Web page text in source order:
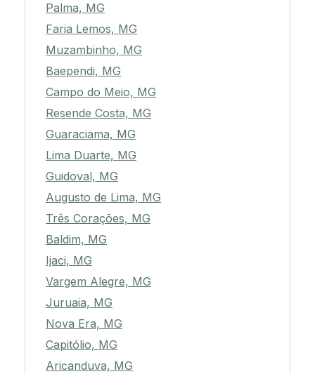
Palma, MG
Faria Lemos, MG
Muzambinho, MG
Baependi, MG
Campo do Meio, MG
Resende Costa, MG
Guaraciama, MG
Lima Duarte, MG
Guidoval, MG
Augusto de Lima, MG
Três Corações, MG
Baldim, MG
Ijaci, MG
Vargem Alegre, MG
Juruaia, MG
Nova Era, MG
Capitólio, MG
Aricanduva, MG